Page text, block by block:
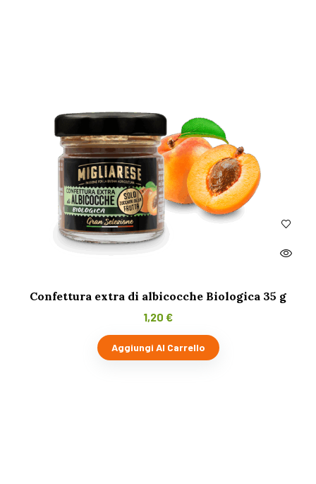
Confettura extra di albicocche Biologica 35 g
1,20 €
Aggiungi Al Carrello